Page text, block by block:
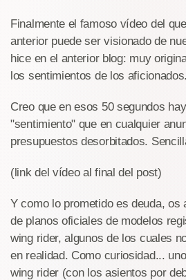
Finalmente el famoso vídeo del
anterior puede ser visionado de
hice en el anterior blog: muy
los sentimientos de los aficionados.
Creo que en esos 50 segundos
"sentimiento" que en cualquier
presupuestos desorbitados.
(link del vídeo al final del post)
Y como lo prometido es deuda, os
de planos oficiales de modelos
wing rider, algunos de los cuales
en realidad. Como curiosidad...
wing rider (con los asientos por